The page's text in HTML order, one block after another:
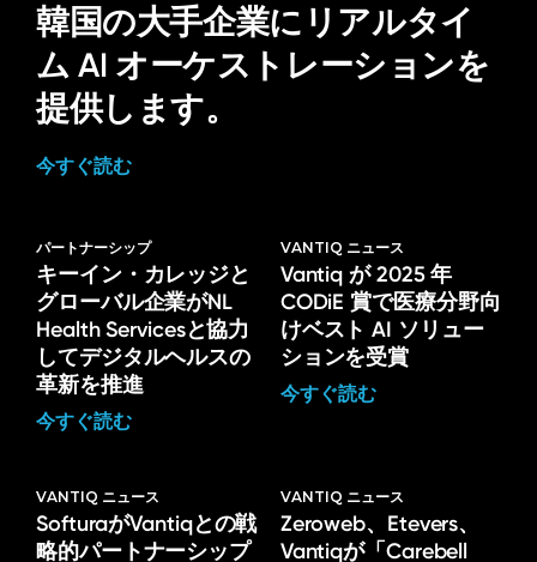
韓国の大手企業にリアルタイ
ム AI オーケストレーションを
提供します。
今すぐ読む
パートナーシップ
キーイン・カレッジと
グローバル企業がNL
Health Servicesと協力
してデジタルヘルスの
革新を推進
今すぐ読む
VANTIQ ニュース
Vantiq が 2025 年
CODiE 賞で医療分野向
けベスト AI ソリュー
ションを受賞
今すぐ読む
VANTIQ ニュース
SofturaがVantiqとの戦
略的パートナーシップ
VANTIQ ニュース
Zeroweb、Etevers、
Vantiqが「Carebell